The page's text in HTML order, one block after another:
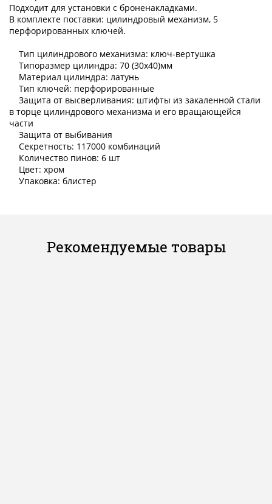
Подходит для установки с броненакладками.
В комплекте поставки: цилиндровый механизм, 5
перфорированных ключей.
Тип цилиндрового механизма: ключ-вертушка
Типоразмер цилиндра: 70 (30х40)мм
Материал цилиндра: латунь
Тип ключей: перфорированные
Защита от высверливания: штифты из закаленной стали
в торце цилиндрового механизма и его вращающейся
части
Защита от выбивания
Секретность: 117000 комбинаций
Количество пинов: 6 шт
Цвет: хром
Упаковка: блистер
Рекомендуемые товары